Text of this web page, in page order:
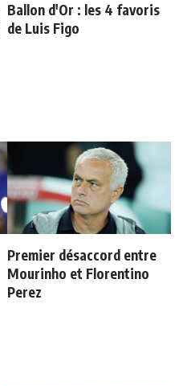
Ballon d'Or : les 4 favoris
de Luis Figo
Premier désaccord entre
Mourinho et Florentino
Perez